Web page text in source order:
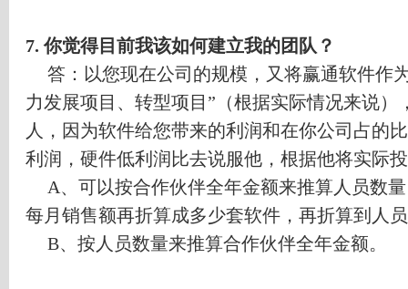
7.你觉得目前我该如何建立我的团队？
答：以您现在公司的规模，又将赢通软件作
力发展项目、转型项目 ” （根据实际情况来说
人，因为软件给您带来的利润和在你公司占的
利润，硬件低利润比去说服他，根据他将实际
A、可以按合作伙伴全年金额来推算人员数
每月销售额再折算成多少套软件，再折算到人
B、按人员数量来推算合作伙伴全年金额。